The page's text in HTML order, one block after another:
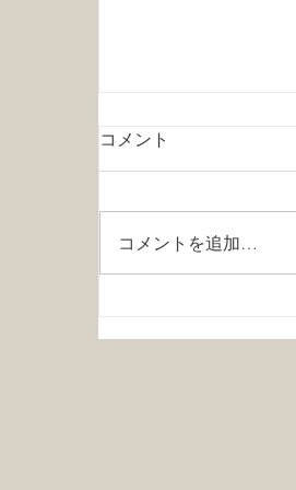
「渓流釣り大会
餌釣り何でもOK！
20名で締め切らせて
コメント
コメントを追加…